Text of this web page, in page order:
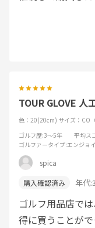
TOUR GLOVE 人
色：20(20cm) サイズ：CO
ゴルフ歴:3～5年 平均ス
ゴルファータイプ:エンジョイ
spica
年代:
ゴルフ用品店で
得に買うことがで